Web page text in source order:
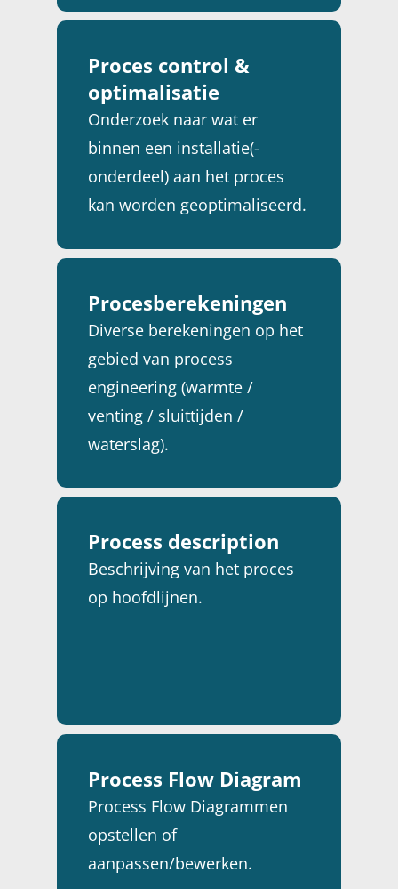
Proces control &
optimalisatie
Onderzoek naar wat er
binnen een installatie(-
onderdeel) aan het proces
kan worden geoptimaliseerd.
Procesberekeningen
Diverse berekeningen op het
gebied van process
engineering (warmte /
venting / sluittijden /
waterslag).
Process description
Beschrijving van het proces
op hoofdlijnen.
Process Flow Diagram
Process Flow Diagrammen
opstellen of
aanpassen/bewerken.